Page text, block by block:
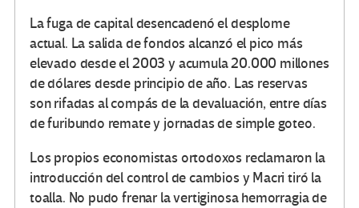
La fuga de capital desencadenó el desplome
actual. La salida de fondos alcanzó el pico más
elevado desde el 2003 y acumula 20.000 millones
de dólares desde principio de año. Las reservas
son rifadas al compás de la devaluación, entre días
de furibundo remate y jornadas de simple goteo.
Los propios economistas ortodoxos reclamaron la
introducción del control de cambios y Macri tiró la
toalla. No pudo frenar la vertiginosa hemorragia de